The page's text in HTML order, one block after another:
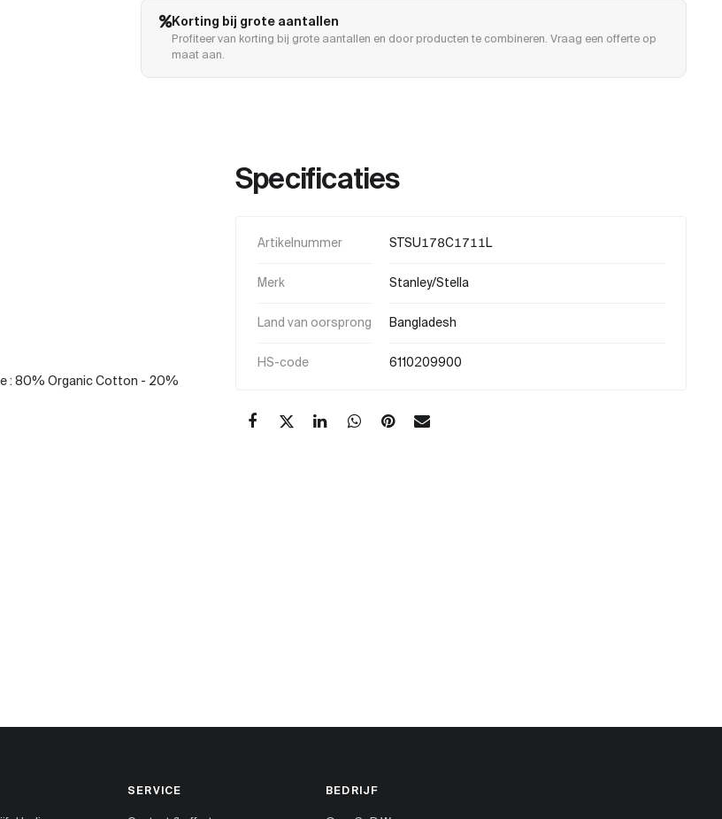
Korting bij grote aantallen
Profiteer van korting bij grote aantallen en door producten te combineren. Vraag een offerte op
maat aan.
: 80% Organic Cotton - 20%
Specificaties
Artikelnummer STSU178C1711L
Merk Stanley/Stella
Land van oorsprong Bangladesh
HS-code 6110209900
SERVICE BEDRIJF